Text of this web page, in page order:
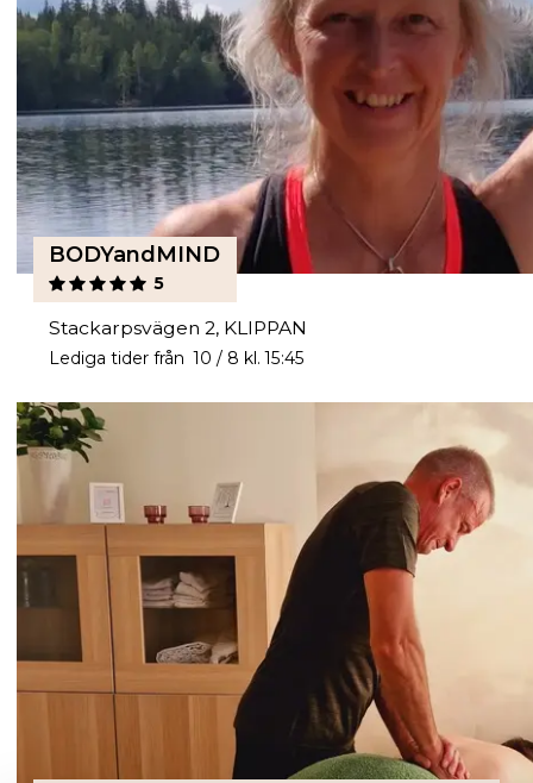
BODYandMIND
5
Stackarpsvägen 2, KLIPPAN
Lediga tider från 10 / 8 kl. 15:45